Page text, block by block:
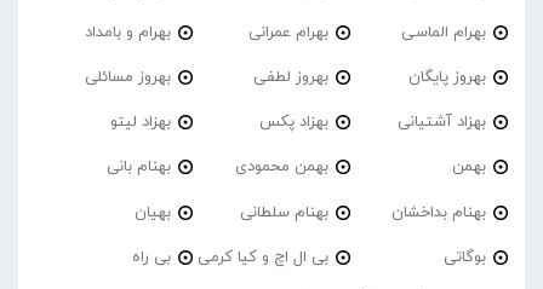
بهرام الماسی بهرام عمرانی بهرام و بامداد
بهروز پایگان بهروز لطفی بهروز مسائلی
بهزاد آشتیانی بهزاد پکس بهزاد لیتو
بهمن بهمن محمودی بهنام بانی
بهنام بداخشان بهنام سلطانی بهیان
بوگاتی بی ال اچ و کیا کرمی بی راه